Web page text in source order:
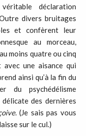
déclaration
divers bruitages
et confèrent leur
au morceau,
moins quatre ou cinq
avec une aisance qui
ainsi qu’à la fin du
du psychédélisme
des dernières
. (Je sais pas vous
sur le cul.)